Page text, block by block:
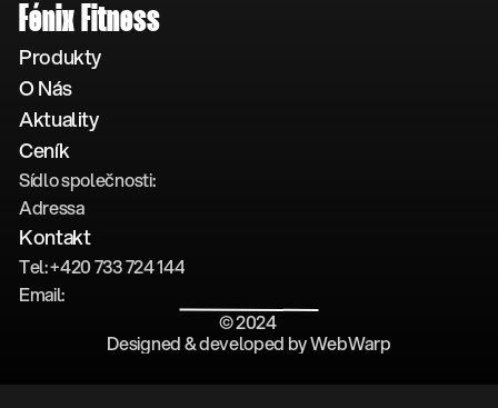
Fénix Fitness
Produkty
O Nás
Aktuality
Ceník
Kontakt
Tel: +420 733 724 144
Email:
Sídlo společnosti:
Adressa
© 2024
Designed & developed by WebWarp